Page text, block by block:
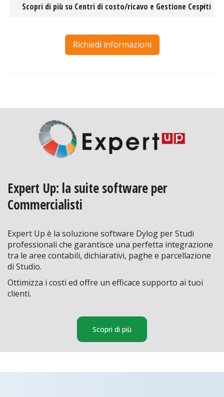
Scopri di più su Centri di costo/ricavo e Gestione Cespiti
Richiedi informazioni
Expert Up: la suite software per
Commercialisti
Expert Up è la soluzione software Dylog per Studi
professionali che garantisce una perfetta integrazione
tra le aree contabili, dichiarativi, paghe e parcellazione
di Studio.
Ottimizza i costi ed offre un efficace supporto ai tuoi
clienti.
Scopri di più